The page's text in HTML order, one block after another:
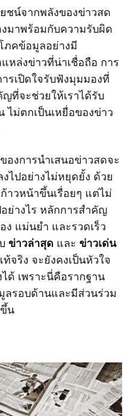
ชน์จากพลังของข่าวสด
มาพร้อมกับความรับผิด
ภคข้อมูลอย่างมี
ล่งข่าวที่น่าเชื่อถือ การ
รเปิดใจรับฟังมุมมองที่
ที่จะช่วยให้เราได้รับ
ม่ตกเป็นเหยื่อของข่าว
งการนำเสนอข่าวสดจะ
ไปอย่างไม่หยุดยั้ง ด้วย
าวหน้าขึ้นเรื่อยๆ แต่ไม่
ย่างไร หลักการสำคัญ
ง แม่นยำ และรวดเร็ว
ข่าวล่าสุด และ ข่าวเด่น
จริง จะยังคงเป็นหัวใจ
ด้ เพราะนี่คือรากฐาน
ลรอบด้านและมีส่วนร่วม
น